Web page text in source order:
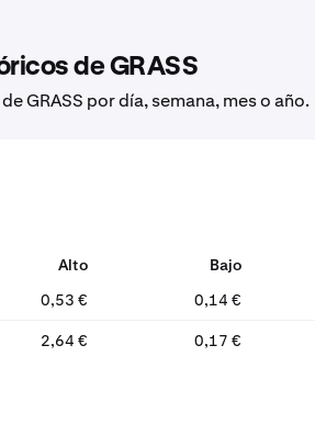
de GRASS
GRASS por día, semana, mes o año.
Alto Bajo
0,53 € 0,14 €
2,64 € 0,17 €